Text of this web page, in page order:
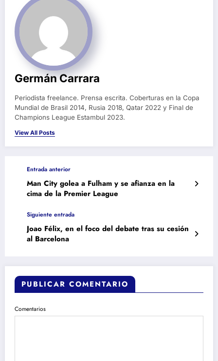
Germán Carrara
Periodista freelance. Prensa escrita. Coberturas en la Copa
Mundial de Brasil 2014, Rusia 2018, Qatar 2022 y Final de
Champions League Estambul 2023.
View All Posts
Entrada anterior
Man City golea a Fulham y se afianza en la
cima de la Premier League
Siguiente entrada
Joao Félix, en el foco del debate tras su cesión
al Barcelona
PUBLICAR COMENTARIO
Comentarios